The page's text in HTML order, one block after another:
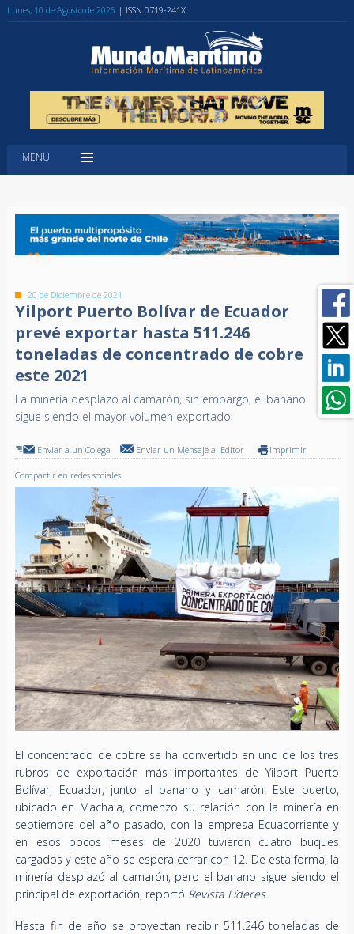
Lunes, 10 de Agosto de 2026 | ISSN 0719-241X
MENU
20 de Diciembre de 2021
Yilport Puerto Bolívar de Ecuador
prevé exportar hasta 511.246
toneladas de concentrado de cobre
este 2021
La minería desplazó al camarón, sin embargo, el banano
sigue siendo el mayor volumen exportado
Enviar a un Colega Enviar un Mensaje al Editor Imprimir
Compartir en redes sociales
El concentrado de cobre se ha convertido en uno de los tres
rubros de exportación más importantes de Yilport Puerto
Bolívar, Ecuador, junto al banano y camarón. Este puerto,
ubicado en Machala, comenzó su relación con la minería en
septiembre del año pasado, con la empresa Ecuacorriente y
en esos pocos meses de 2020 tuvieron cuatro buques
cargados y este año se espera cerrar con 12. De esta forma, la
minería desplazó al camarón, pero el banano sigue siendo el
principal de exportación, reportó Revista Líderes.
Hasta fin de año se proyectan recibir 511.246 toneladas de